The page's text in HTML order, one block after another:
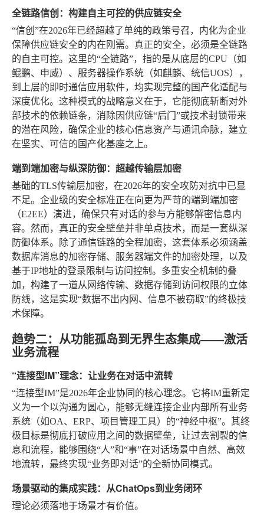
全链路信创：构建自主可控的供应链安全
“信创”在2026年已经超越了单纯的政策号召，内化为企业
保障供应链安全的内在刚需。真正的安全，必须是全链路
的自主可控。这里的“全链路”，指的是从底层的CPU（如
鲲鹏、申威）、服务器操作系统（如麒麟、统信UOS），
到上层的即时通信应用软件，均实现完整的国产化适配与
深度优化。这种模式的战略意义在于，它能彻底斩断对外
部技术的依赖链条，消除因供应链“后门”或技术封锁带来
的潜在风险，确保企业的核心信息资产与通讯命脉，建立
在坚实、可信的国产化基座之上。
端到端加密与纵深防御：超越传输层加密
基础的TLS传输层加密，在2026年的安全攻防对抗中已显
不足。企业级的安全标准正在向更为严苛的端到端加密
（E2EE）演进，确保只有对话的参与方能够解密信息内
容。然而，真正的安全壁垒并非单点技术，而是一套纵深
防御体系。除了通信链路的全程加密，这套体系必须涵盖
数据库消息的加密存储、服务器端文件的加密处理，以及
基于IP地址的登录限制与访问控制。多重安全机制的叠
加，构建了一道从网络传输、数据存储到访问权限的立体
防线，这是实现“数据不出内网、信息不被窃取”的终极技
术保障。
趋势二：从功能孤岛到无界生态集成——激活
业务流程
“连接型IM”理念：让业务在对话中流转
“连接型IM”是2026年企业协同的核心理念。它将IM重新定
义为一个以沟通为圆心，能够无缝连接企业内部所有业务
系统（如OA、ERP、项目管理工具）的“神经中枢”。其终
极目标是彻底打破应用之间的数据壁垒，让过去割裂的信
息和流程，能够围绕“人”和“事”在对话场景中自然、高效
地流转，最终实现“业务即对话”的全新协同模式。
场景驱动的集成实践：从ChatOps到业务闭环
理论必须落地于场景才有价值。